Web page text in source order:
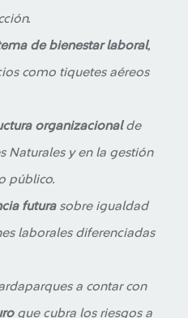
de bienestar laboral,
como tiquetes aéreos
organizacionalde
Naturales y en la gestión
público.
futurasobre igualdad
laborales diferenciadas
a contar con
que cubra los riesgos a